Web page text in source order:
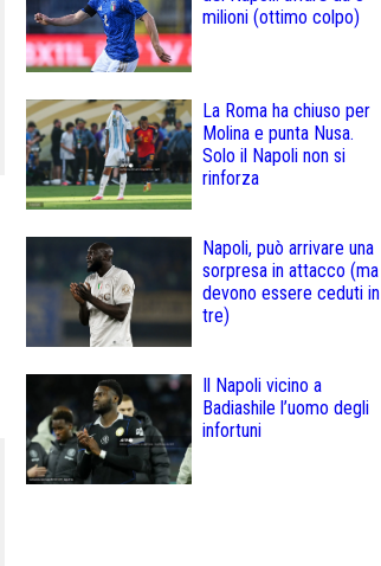
milioni (ottimo colpo)
La Roma ha chiuso per
Molina e punta Nusa.
Solo il Napoli non si
rinforza
Napoli, può arrivare una
sorpresa in attacco (ma
devono essere ceduti in
tre)
Il Napoli vicino a
Badiashile l’uomo degli
infortuni